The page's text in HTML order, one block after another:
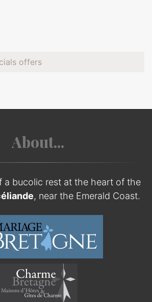
offers
About...
a bucolic rest at the heart of the
, near the Emerald Coast.